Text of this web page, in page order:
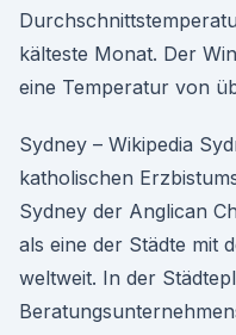
kälteste Monat. Der
eine Temperatur von
Sydney – Wikipedia
katholischen
Sydney der Anglican
als eine der Städte mit
weltweit. In der